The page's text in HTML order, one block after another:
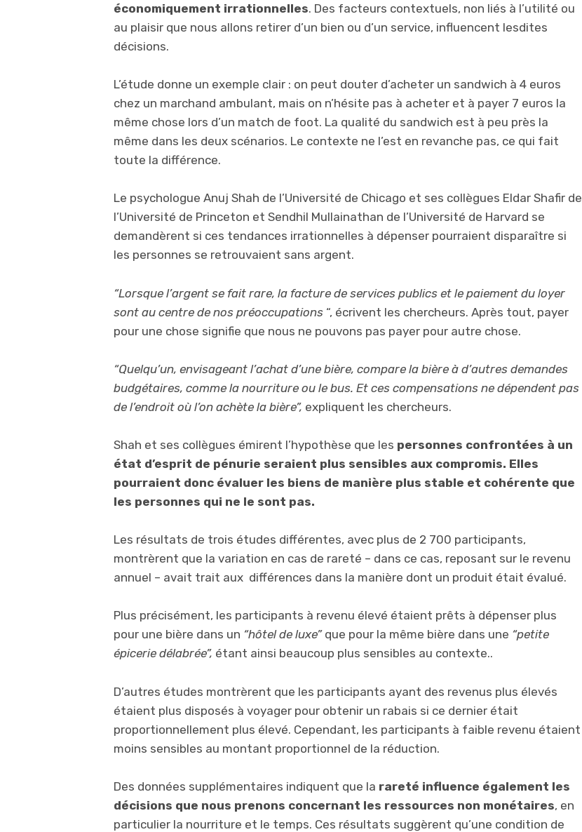
économiquement irrationnelles. Des facteurs contextuels, non liés à l’utilité ou
au plaisir que nous allons retirer d’un bien ou d’un service, influencent lesdites
décisions.
L’étude donne un exemple clair : on peut douter d’acheter un sandwich à 4 euros
chez un marchand ambulant, mais on n’hésite pas à acheter et à payer 7 euros la
même chose lors d’un match de foot. La qualité du sandwich est à peu près la
même dans les deux scénarios. Le contexte ne l’est en revanche pas, ce qui fait
toute la différence.
Le psychologue Anuj Shah de l’Université de Chicago et ses collègues Eldar Shafir de
l’Université de Princeton et Sendhil Mullainathan de l’Université de Harvard se
demandèrent si ces tendances irrationnelles à dépenser pourraient disparaître si
les personnes se retrouvaient sans argent.
“Lorsque l’argent se fait rare, la facture de services publics et le paiement du loyer
sont au centre de nos préoccupations “, écrivent les chercheurs. Après tout, payer
pour une chose signifie que nous ne pouvons pas payer pour autre chose.
“Quelqu’un, envisageant l’achat d’une bière, compare la bière à d’autres demandes
budgétaires, comme la nourriture ou le bus. Et ces compensations ne dépendent pas
de l’endroit où l’on achète la bière”, expliquent les chercheurs.
Shah et ses collègues émirent l’hypothèse que les personnes confrontées à un
état d’esprit de pénurie seraient plus sensibles aux compromis. Elles
pourraient donc évaluer les biens de manière plus stable et cohérente que
les personnes qui ne le sont pas.
Les résultats de trois études différentes, avec plus de 2 700 participants,
montrèrent que la variation en cas de rareté – dans ce cas, reposant sur le revenu
annuel – avait trait aux différences dans la manière dont un produit était évalué.
Plus précisément, les participants à revenu élevé étaient prêts à dépenser plus
pour une bière dans un “hôtel de luxe”que pour la même bière dans une “petite
épicerie délabrée”, étant ainsi beaucoup plus sensibles au contexte..
D’autres études montrèrent que les participants ayant des revenus plus élevés
étaient plus disposés à voyager pour obtenir un rabais si ce dernier était
proportionnellement plus élevé. Cependant, les participants à faible revenu étaient
moins sensibles au montant proportionnel de la réduction.
Des données supplémentaires indiquent que la rareté influence également les
décisions que nous prenons concernant les ressources non monétaires, en
particulier la nourriture et le temps. Ces résultats suggèrent qu’une condition de